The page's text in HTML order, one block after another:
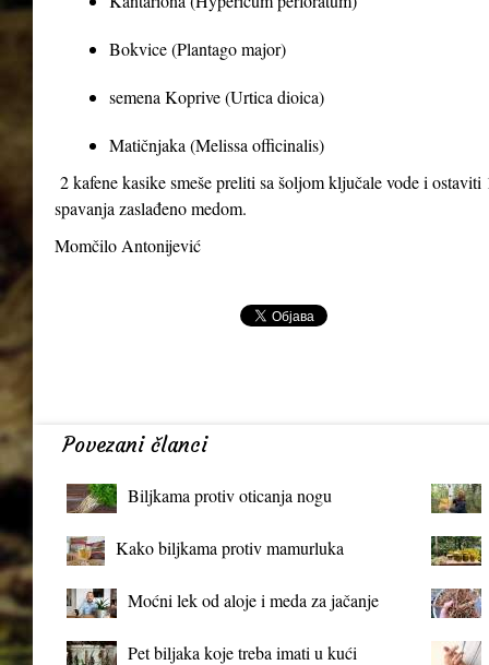
Bokvice (Plantago major)
semena Koprive (Urtica dioica)
Matičnjaka (Melissa officinalis)
2 kafene kasike smeše preliti sa šoljom ključale vode i
spavanja zaslađeno medom.
Momčilo Antonijević
Povezani članci
Biljkama protiv oticanja nogu
Kako biljkama protiv mamurluka
Moćni lek od aloje i meda za jačanje
Pet biljaka koje treba imati u kući